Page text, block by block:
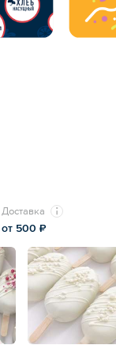
Доставка
от 500 ₽